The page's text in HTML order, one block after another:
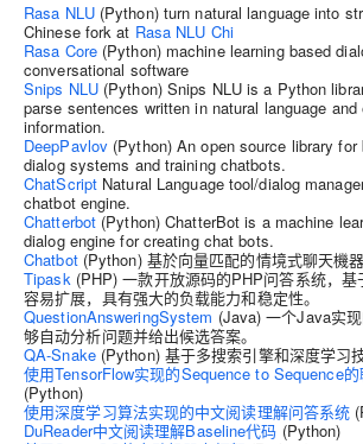
Rasa NLU(Python) turn natural language into
Chinese fork at Rasa NLU Chi
Rasa Core(Python) machine learning based
conversational software
Snips NLU(Python) Snips NLU is a Python
parse sentences written in natural language
information.
DeepPavlov (Python) An open source library for
dialog systems and training chatbots.
ChatScript Natural Language tool/dialog
chatbot engine.
Chatterbot (Python) ChatterBot is a machine
dialog engine for creating chat bots.
Chatbot(Python) 基於向量匹配的情境式聊天機
Tipask(PHP) 一款开放源码的PHP问答系统，基
容易扩展，具有强大的负载能力和稳定性。
QuestionAnsweringSystem (Java) 一个Java实
够自动分析问题并给出候选答案。
QA-Snake(Python) 基于多搜索引擎和深度学习
使用TensorFlow实现的Sequence to Sequence
(Python)
使用深度学习算法实现的中文阅读理解问答系统
DuReader中文阅读理解Baseline代码 (Python)